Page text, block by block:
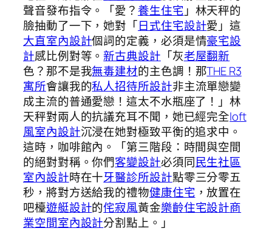
聲音發布指令。「愛？養生住宅 」林天秤的
臉抽動了一下，她對「日式住宅設計愛」這
大直室內設計個詞的定義，必須是情豪宅設
計感比例對等。新古典設計 「灰老屋翻新
色？那不是我無毒建材的主色調！那THE R3
寓所會讓我的私人招待所設計非主流單戀變
成主流的普通愛戀！這太不水瓶座了！」林
天秤對兩人的抗議充耳不聞，她已經完全loft
風室內設計沉浸在她對極致平衡的追求中。
這時，咖啡館內。「第三階段：時間與空間
的絕對對稱。你們客變設計必須同民生社區
室內設計時在十牙醫診所設計點零三分零五
秒，將對方送給我的禮物健康住宅 ，放置在
吧檯遊艇設計的侘寂風黃金樂齡住宅設計商
業空間室內設計分割點上。」